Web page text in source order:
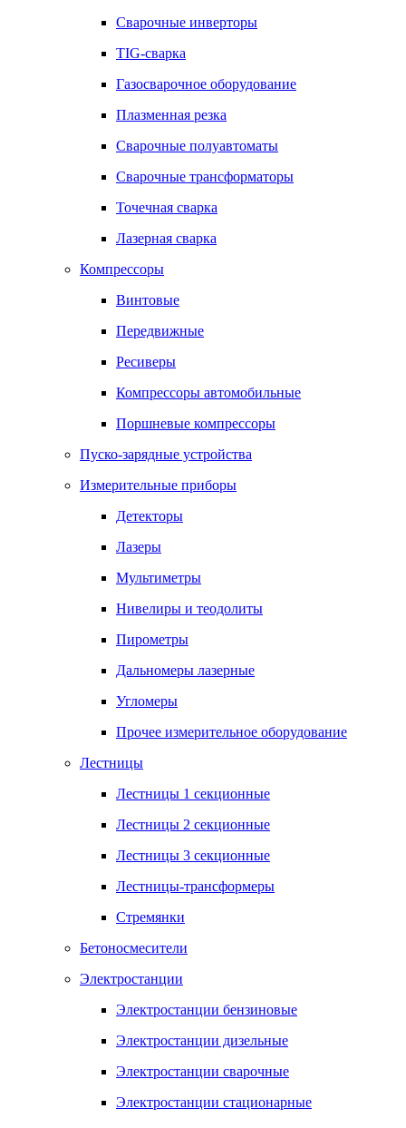
Сварочные инверторы
TIG-сварка
Газосварочное оборудование
Плазменная резка
Сварочные полуавтоматы
Сварочные трансформаторы
Точечная сварка
Лазерная сварка
Компрессоры
Винтовые
Передвижные
Ресиверы
Компрессоры автомобильные
Поршневые компрессоры
Пуско-зарядные устройства
Измерительные приборы
Детекторы
Лазеры
Мультиметры
Нивелиры и теодолиты
Пирометры
Дальномеры лазерные
Угломеры
Прочее измерительное оборудование
Лестницы
Лестницы 1 секционные
Лестницы 2 секционные
Лестницы 3 секционные
Лестницы-трансформеры
Стремянки
Бетоносмесители
Электростанции
Электростанции бензиновые
Электростанции дизельные
Электростанции сварочные
Электростанции стационарные